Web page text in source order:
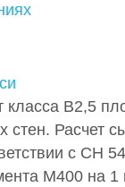
класса В2,5
стен. Расчет
с СН
М400 на 1